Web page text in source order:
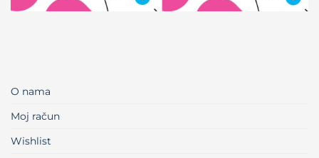
O nama
Moj račun
Wishlist